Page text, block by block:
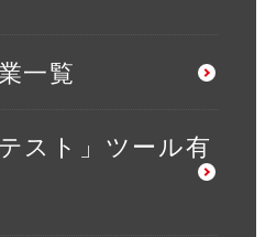
一覧
スト」ツール有